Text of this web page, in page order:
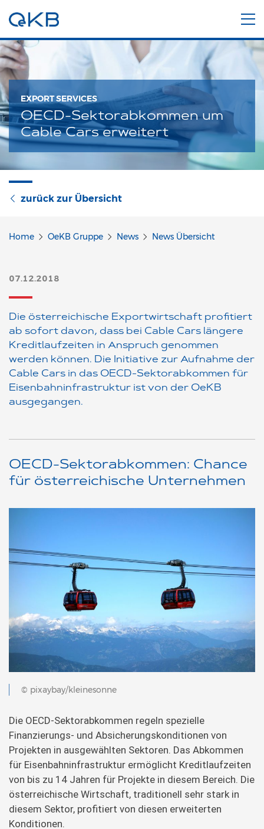
EXPORT SERVICES
OECD-Sektorabkommen um
Cable Cars erweitert
zurück zur Übersicht
Home OeKB Gruppe News News Übersicht
07.12.2018
Die österreichische Exportwirtschaft profitiert
ab sofort davon, dass bei Cable Cars längere
Kreditlaufzeiten in Anspruch genommen
werden können. Die Initiative zur Aufnahme der
Cable Cars in das OECD-Sektorabkommen für
Eisenbahninfrastruktur ist von der OeKB
ausgegangen.
OECD-Sektorabkommen: Chance
für österreichische Unternehmen
© pixaybay/kleinesonne
Die OECD-Sektorabkommen regeln spezielle
Finanzierungs- und Absicherungskonditionen von
Projekten in ausgewählten Sektoren. Das Abkommen
für Eisenbahninfrastruktur ermöglicht Kreditlaufzeiten
von bis zu 14 Jahren für Projekte in diesem Bereich. Die
österreichische Wirtschaft, traditionell sehr stark in
diesem Sektor, profitiert von diesen erweiterten
Konditionen.